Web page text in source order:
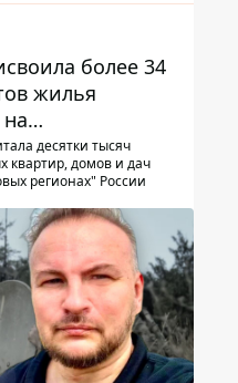
более 34
жилья
-
десятки тысяч
квартир, домов и дач
регионах" России